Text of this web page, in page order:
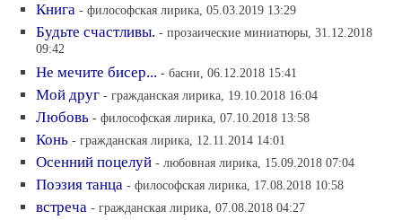
Книга - философская лирика, 05.03.2019 13:29
Будьте счастливы. - прозаические миниатюры, 31.12.2018
09:42
Не мечите бисер... - басни, 06.12.2018 15:41
Мой друг - гражданская лирика, 19.10.2018 16:04
Любовь - философская лирика, 07.10.2018 13:58
Конь - гражданская лирика, 12.11.2014 14:01
Осенний поцелуй - любовная лирика, 15.09.2018 07:04
Поэзия танца - философская лирика, 17.08.2018 10:58
встреча - гражданская лирика, 07.08.2018 04:27